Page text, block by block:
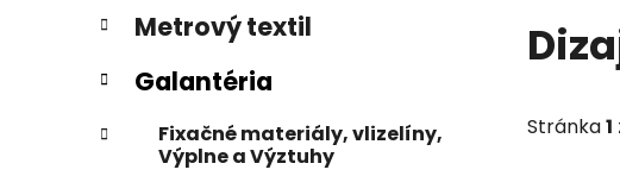
B
o
č
ý
Preskočiť
kategórie
K
a
t
e
ó
Metrový textil
Galantéria
Fixačné materiály, vlizelíny,
Výplne a Výztuhy
Stránka1